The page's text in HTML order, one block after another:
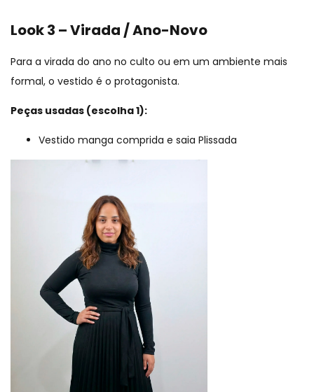
Look 3 – Virada / Ano-Novo
Para a virada do ano no culto ou em um ambiente mais
formal, o vestido é o protagonista.
Peças usadas (escolha 1):
Vestido manga comprida e saia Plissada